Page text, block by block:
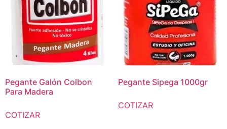
Pegante Galón Colbon
Para Madera
COTIZAR
Pegante Sipega 1000gr
COTIZAR